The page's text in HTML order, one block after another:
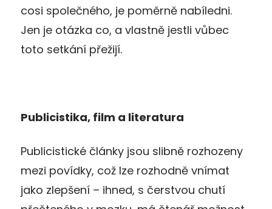
cosi společného, je poměrně nabíledni.
Jen je otázka co, a vlastně jestli vůbec
toto setkání přežijí.
Publicistika, film a literatura
Publicistické články jsou slibně rozhozeny
mezi povídky, což lze rozhodně vnímat
jako zlepšení – ihned, s čerstvou chutí